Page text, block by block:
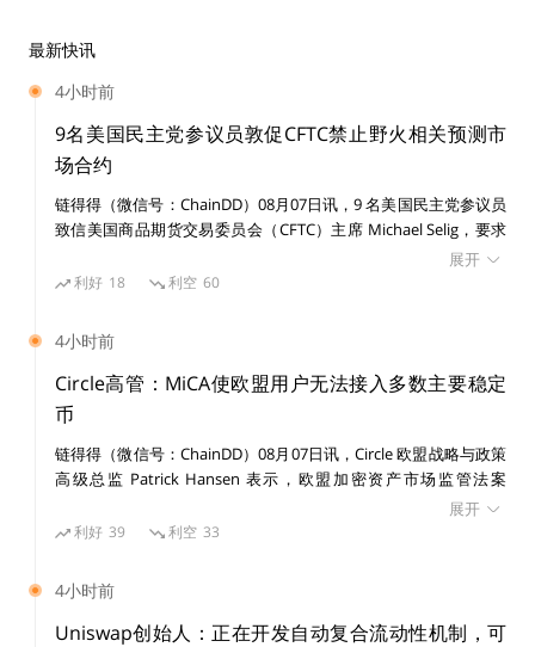
最新快讯
4小时前
9名美国民主党参议员敦促CFTC禁止野火相关预测市
场合约
链得得（微信号：ChainDD）08月07日讯，9 名美国民主党参议员
致信美国商品期货交易委员会（CFTC）主席 Michael Selig，要求
禁止与野火相关的预测市场事件合约，称相关合约可能鼓励纵火、
内幕交易，并危及公共安全。 参议员在信中提及，Polymarket 曾
的投注。他们还指出，部分新平台允许用户押注野火，相关市场使
用户对破坏性事件进行投机。 参议员表示，CFTC 应在明年野火季
开始前约束相关投注，并在美国及离岸市场设立防护措施。近期预
测市场监管争议持续，明尼苏达州、肯塔基州及密歇根州相关案件
涉及联邦与州监管权限。
展开
利好 18 利空 60
4小时前
Circle高管：MiCA使欧盟用户无法接入多数主要稳定
币
链得得（微信号：ChainDD）08月07日讯，Circle 欧盟战略与政策
高级总监 Patrick Hansen 表示，欧盟加密资产市场监管法案
（MiCA）全面实施后，已为 21 家发行方的 35 种电子货币代币发
放许可，本地发行方实施进展良好。 Patrick Hansen 指出，MiCA
足运营要求，目前仅 USDG、USDC 和 EURC 通过该框架要求，其
余稳定币处于 MiCA 监管范围之外，欧盟用户处于未受保护或无法
接入状态。 他认为，MiCA 即将进行的审查应处理该问题，并为外
展开
利好 39 利空 33
4小时前
Uniswap创始人：正在开发自动复合流动性机制，可